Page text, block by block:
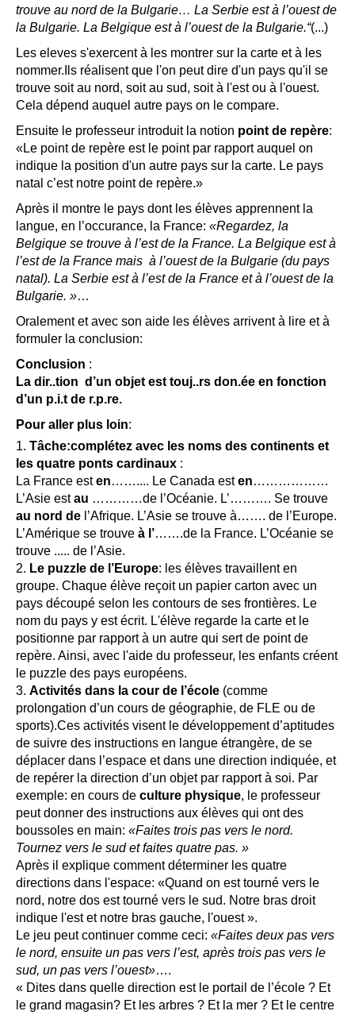
trouve au nord de la Bulgarie… La Serbie est à l’ouest de
la Bulgarie. La Belgique est à l’ouest de la Bulgarie.“(...)
Les eleves s'exercent à les montrer sur la carte et à les
nommer.Ils réalisent que l'on peut dire d'un pays qu'il se
trouve soit au nord, soit au sud, soit à l'est ou à l'ouest.
Cela dépend auquel autre pays on le compare.
Ensuite le professeur introduit la notion point de repère:
«Le point de repère est le point par rapport auquel on
indique la position d'un autre pays sur la carte. Le pays
natal c’est notre point de repère.»
Après il montre le pays dont les élèves apprennent la
langue, en l’occurance, la France: «Regardez, la
Belgique se trouve à l’est de la France. La Belgique est à
l’est de la France mais à l’ouest de la Bulgarie (du pays
natal). La Serbie est à l’est de la France et à l’ouest de la
Bulgarie. »…
Oralement et avec son aide les élèves arrivent à lire et à
formuler la conclusion:
Conclusion :
La dir..tion d’un objet est touj..rs don.ée en fonction
d’un p.i.t de r.p.re.
Pour aller plus loin:
Tâche:complétez avec les noms des continents et
les quatre ponts cardinaux :
La France esten…….... Le Canada esten………………
L’Asie estau …………de l’Océanie. L’………. Se trouve
au nord de l’Afrique. L’Asie se trouve à……. de l’Europe.
L’Amérique se trouve à l’…….de la France. L’Océanie se
trouve ..... de l’Asie.
Le puzzle de l’Europe: les élèves travaillent en
groupe. Chaque élève reçoit un papier carton avec un
pays découpé selon les contours de ses frontières. Le
nom du pays y est écrit. L'élève regarde la carte et le
positionne par rapport à un autre qui sert de point de
repère. Ainsi, avec l'aide du professeur, les enfants créent
le puzzle des pays européens.
Activités dans la cour de l’école (comme
prolongation d’un cours de géographie, de FLE ou de
sports).Ces activités visent le développement d’aptitudes
de suivre des instructions en langue étrangère, de se
déplacer dans l’espace et dans une direction indiquée, et
de repérer la direction d’un objet par rapport à soi. Par
exemple: en cours de culture physique, le professeur
peut donner des instructions aux élèves qui ont des
boussoles en main: «Faites trois pas vers le nord.
Tournez vers le sud et faites quatre pas. »
Après il explique comment déterminer les quatre
directions dans l'espace: «Quand on est tourné vers le
nord, notre dos est tourné vers le sud. Notre bras droit
indique l'est et notre bras gauche, l'ouest ».
Le jeu peut continuer comme ceci: «Faites deux pas vers
le nord, ensuite un pas vers l’est, après trois pas vers le
sud, un pas vers l’ouest»….
« Dites dans quelle direction est le portail de l’école ? Et
le grand magasin? Et les arbres ? Et la mer ? Et le centre